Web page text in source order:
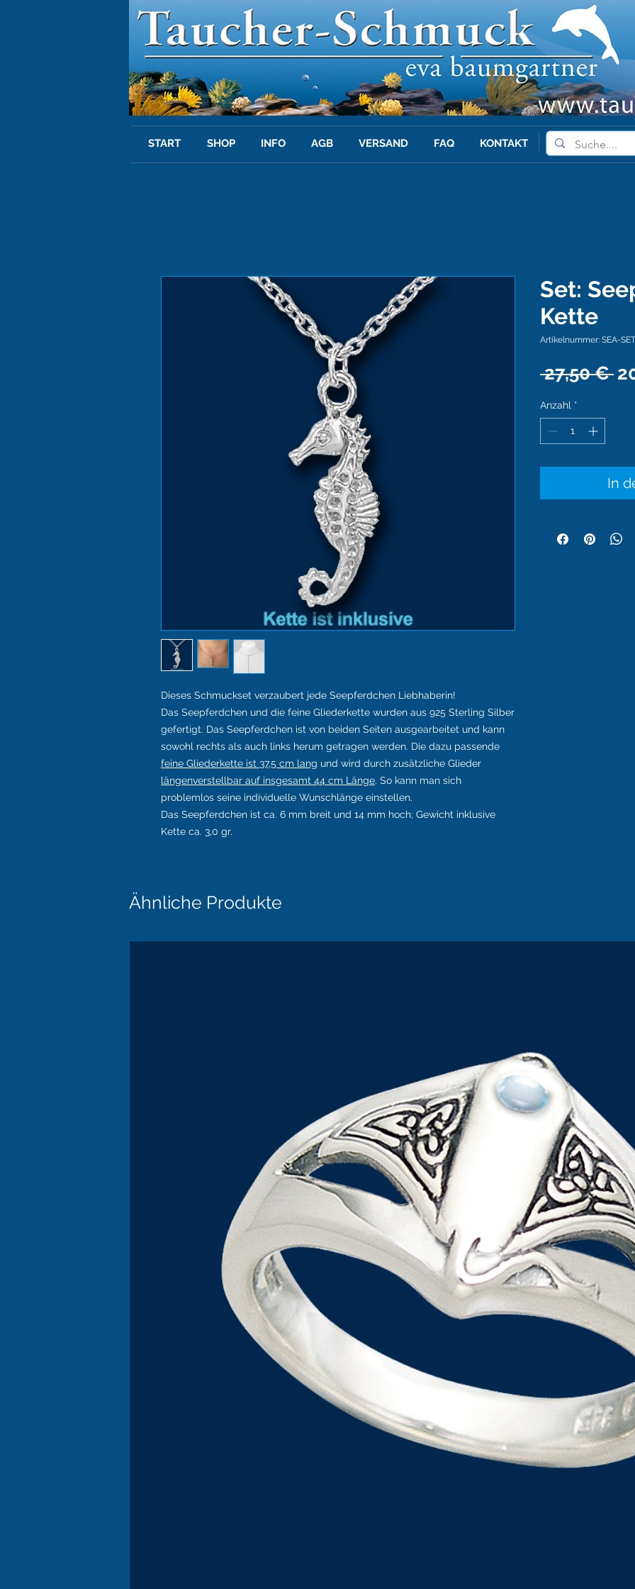
START SHOP INFO AGB VERSAND FAQ KONTAKT
Dieses Schmuckset verzaubert jede Seepferdchen Liebhaberin!
Das Seepferdchen und die feine Gliederkette wurden aus 925 Sterling Silber
gefertigt. Das Seepferdchen ist von beiden Seiten ausgearbeitet und kann
sowohl rechts als auch links herum getragen werden. Die dazu passende
feine Gliederkette ist 37,5 cm lang und wird durch zusätzliche Glieder
längenverstellbar auf insgesamt 44 cm Länge. So kann man sich
problemlos seine individuelle Wunschlänge einstellen.
Das Seepferdchen ist ca. 6 mm breit und 14 mm hoch; Gewicht inklusive
Kette ca. 3,0 gr.
Set:
Kette
Artikelnummer: SEA-
27,50 €
Anzahl *
In
Ähnliche Produkte